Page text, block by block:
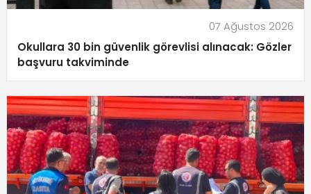
07 Ağustos 2026
Okullara 30 bin güvenlik görevlisi alınacak: Gözler
başvuru takviminde